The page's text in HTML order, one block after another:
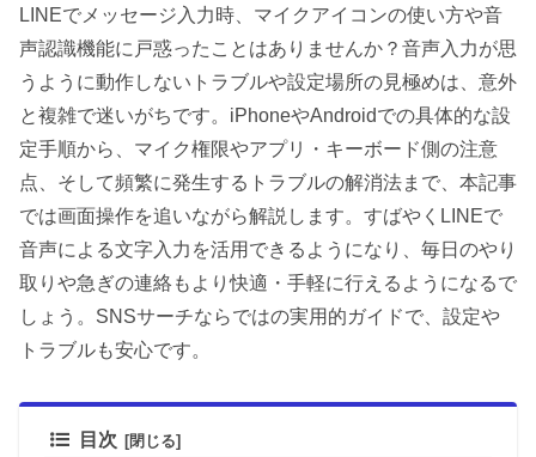
LINEでメッセージ入力時、マイクアイコンの使い方や音
声認識機能に戸惑ったことはありませんか？音声入力が思
うように動作しないトラブルや設定場所の見極めは、意外
と複雑で迷いがちです。iPhoneやAndroidでの具体的な設
定手順から、マイク権限やアプリ・キーボード側の注意
点、そして頻繁に発生するトラブルの解消法まで、本記事
では画面操作を追いながら解説します。すばやくLINEで
音声による文字入力を活用できるようになり、毎日のやり
取りや急ぎの連絡もより快適・手軽に行えるようになるで
しょう。SNSサーチならではの実用的ガイドで、設定や
トラブルも安心です。
目次